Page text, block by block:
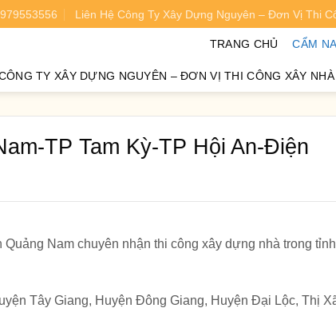
Liên Hệ Công Ty Xây Dựng Nguyên – Đơn Vị Thi
TRANG CHỦ CẨM
TY XÂY DỰNG NGUYÊN – ĐƠN VỊ THI CÔNG XÂY
TP Tam Kỳ-TP Hội An-Điện
Nam chuyên nhận thi công xây dựng nhà trong tỉnh
Tây Giang, Huyện Đông Giang, Huyện Đại Lộc, Thị
xây nhà chính xác 95%.